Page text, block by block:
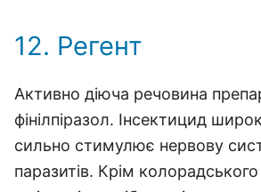
12. Регент
Активно діюча речовина
фінілпіразол. Інсектицид
сильно стимулює нервову
паразитів. Крім